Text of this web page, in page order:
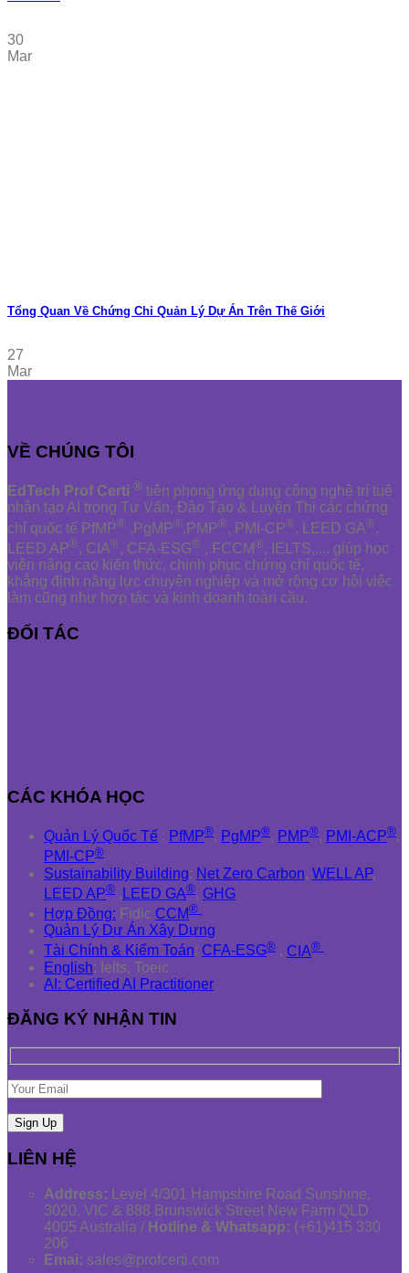
30
Mar
Tổng Quan Về Chứng Chỉ Quản Lý Dự Án Trên Thế Giới
27
Mar
VỀ CHÚNG TÔI
EdTech Prof Certi ® tiên phong ứng dụng công nghệ trí tuệ
nhân tạo AI trong Tư Vấn, Đào Tạo & Luyện Thi các chứng
chỉ quốc tế PfMP® ,PgMP®,PMP®, PMI-CP®, LEED GA®,
LEED AP®, CIA®, CFA-ESG® , FCCM®, IELTS,.... giúp học
viên nâng cao kiến thức, chinh phục chứng chỉ quốc tế,
khẳng định năng lực chuyên nghiệp và mở rộng cơ hội việc
làm cũng như hợp tác và kinh doanh toàn cầu.
ĐỐI TÁC
CÁC KHÓA HỌC
Quản Lý Quốc Tế : PfMP®, PgMP®, PMP®, PMI-ACP®,
PMI-CP®
Sustainability Building: Net Zero Carbon, WELL AP,
LEED AP® , LEED GA®, GHG
Hợp Đồng: Fidic CCM®
Quản Lý Dự Án Xây Dựng
Tài Chính & Kiểm Toán: CFA-ESG® , CIA®
English: Ielts, Toeic
AI: Certified AI Practitioner
ĐĂNG KÝ NHẬN TIN
LIÊN HỆ
Address: Level 4/301 Hampshire Road Sunshine,
3020, VIC & 888 Brunswick Street New Farm QLD
4005 Australia / Hotline & Whatsapp: (+61)415 330
206
Emai: sales@profcerti.com